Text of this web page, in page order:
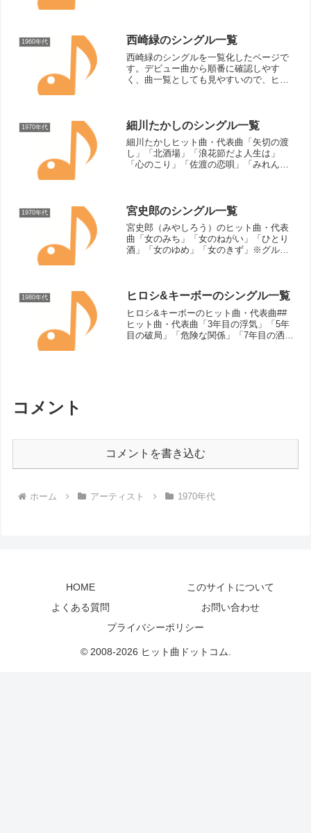
「ミニミニデート」「涙は紅...
1960年代 西崎緑のシングル一覧
西崎緑のシングルを一覧化したページで
す。デビュー曲から順番に確認しやす
く、曲一覧としても見やすいので、ヒッ
1970年代 細川たかしのシングル一覧
細川たかしヒット曲・代表曲「矢切の渡
し」「北酒場」「浪花節だよ人生は」
「心のこり」「佐渡の恋唄」「みれん
（1975年）みれん心（19...
1970年代 宮史郎のシングル一覧
宮史郎（みやしろう）のヒット曲・代表
曲「女のみち」「女のねがい」「ひとり
酒」「女のゆめ」「女のきず」※グルー
年）女のねがい（19...
1980年代 ヒロシ&キーボーのシングル一覧
ヒロシ&キーボーのヒット曲・代表曲##
ヒット曲・代表曲「3年目の浮気」「5年
目の破局」「危険な関係」「7年目の洒
コメント
コメントを書き込む
ホーム アーティスト 1970年代
HOME
このサイトについて
よくある質問
お問い合わせ
プライバシーポリシー
© 2008-2026 ヒット曲ドットコム.